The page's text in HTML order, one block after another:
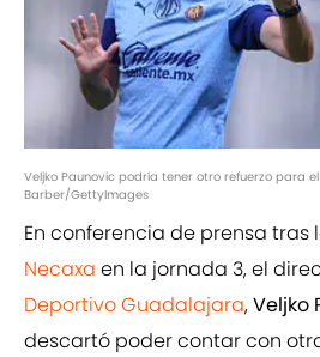
Veljko Paunovic podría tener otro refuerzo para
Barber/GettyImages
En conferencia de prensa
Necaxa en la jornada 3, el
Deportivo Guadalajara,Veljko
descartó poder contar con